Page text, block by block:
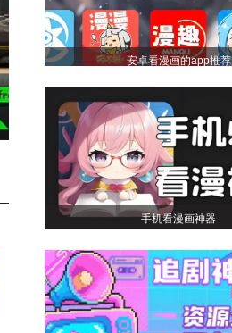
安卓看漫画的app推荐
手机看漫画神器